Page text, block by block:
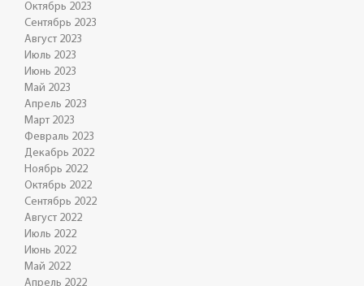
Октябрь 2023
Сентябрь 2023
Август 2023
Июль 2023
Июнь 2023
Май 2023
Апрель 2023
Март 2023
Февраль 2023
Декабрь 2022
Ноябрь 2022
Октябрь 2022
Сентябрь 2022
Август 2022
Июль 2022
Июнь 2022
Май 2022
Апрель 2022